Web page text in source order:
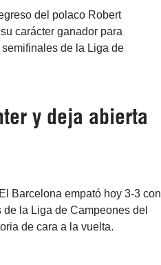
del polaco Robert
carácter ganador para
de la Liga de
y deja abierta
Barcelona empató hoy 3-3 con
la Liga de Campeones del
de cara a la vuelta.